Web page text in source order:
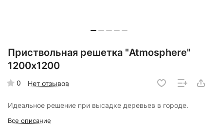
Приствольная решетка "Atmosphere"
1200х1200
0 Нет отзывов
Идеальное решение при высадке деревьев в городе.
Все описание